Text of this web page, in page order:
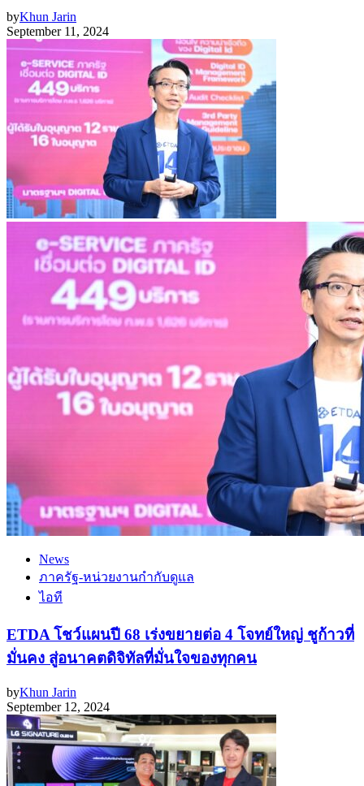
byKhun Jarin
September 11, 2024
News
ภาครัฐ-หน่วยงานกำกับดูแล
ไอที
ETDA โชว์แผนปี 68 เร่งขยายต่อ 4 โจทย์ใหญ่ ชูก้าวที่
มั่นคง สู่อนาคตดิจิทัลที่มั่นใจของทุกคน
byKhun Jarin
September 12, 2024